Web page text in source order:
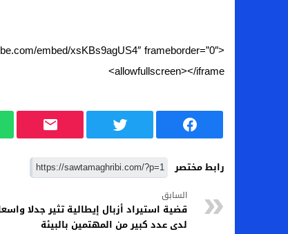
embed/xsKBs9agUS4″ frameborder=”0″
allowfullscreen></iframe>
رابط مختصر
السابق
قضية استيراد أزبال إيطالية تثير جدلا
لدى عدد كبير من المهتمين بالبيئة